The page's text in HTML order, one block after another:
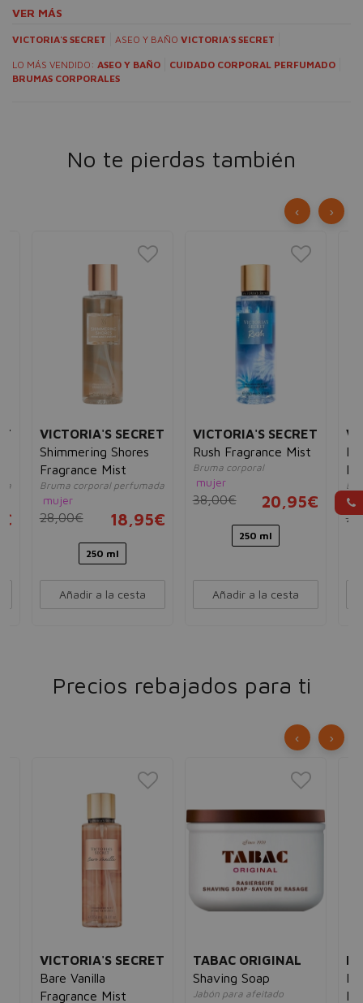
VER MÁS
VICTORIA'S SECRET ASEO Y BAÑO VICTORIA'S SECRET
LO MÁS VENDIDO: ASEO Y BAÑO
CUIDADO CORPORAL PERFUMADO
BRUMAS CORPORALES
No te pierdas también
VICTORIA'S SECRET
Shimmering Shores
Fragrance Mist
Bruma corporal perfumada
mujer
28,00€ 18,95€
250 ml
Añadir a la cesta
VICTORIA'S SECRET
Rush Fragrance Mist
Bruma corporal
mujer
38,00€ 20,95€
250 ml
Añadir a la cesta
‹ ›
Precios rebajados para ti
VICTORIA'S SECRET
Bare Vanilla
Fragrance Mist
TABAC ORIGINAL
Shaving Soap
Jabón para afeitado
‹ ›